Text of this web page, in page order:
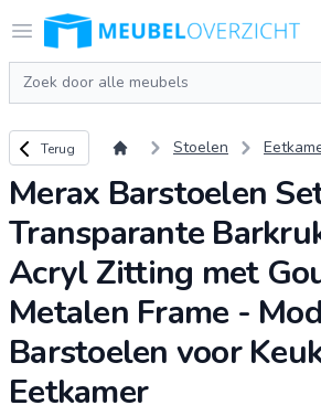
Open menu
Logo Meubeloverzicht.nl
Zoeken
Terug naar overzicht
Terug Stoelen
Merax Barstoelen
Transparante
Acryl Zitting met
Metalen Frame -
Barstoelen voor
Eetkamer